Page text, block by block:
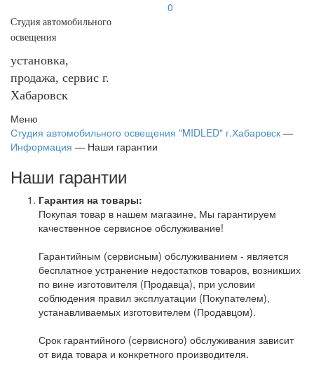
Студия автомобильного
освещения
установка,
продажа, сервис г.
Хабаровск
0
Меню
Студия автомобильного освещения "MIDLED" г.Хабаровск —
Информация — Наши гарантии
Наши гарантии
Гарантия на товары:
Покупая товар в нашем магазине, Мы гарантируем
качественное сервисное обслуживание!
Гарантийным (сервисным) обслуживанием - является
бесплатное устранение недостатков товаров, возникших
по вине изготовителя (Продавца), при условии
соблюдения правил эксплуатации (Покупателем),
устанавливаемых изготовителем (Продавцом).
Срок гарантийного (сервисного) обслуживания зависит
от вида товара и конкретного производителя.